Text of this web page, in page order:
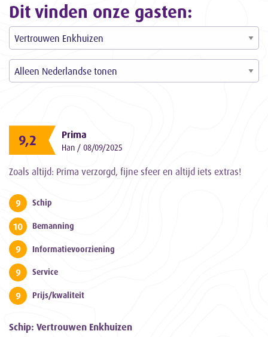
Dit vinden onze gasten:
9,2 Prima
Han / 08/09/2025
Zoals altijd: Prima verzorgd, fijne sfeer en altijd iets extras!
9 Schip
10 Bemanning
9 Informatievoorziening
9 Service
9 Prijs/kwaliteit
Schip: Vertrouwen Enkhuizen